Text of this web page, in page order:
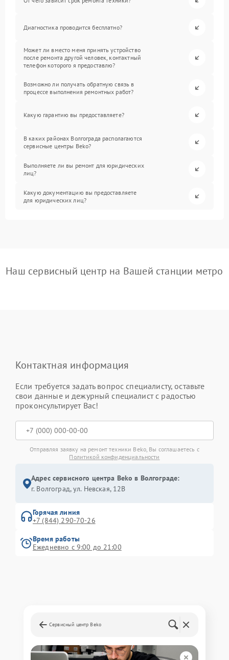
Диагностика проводится бесплатно?
Может ли вместо меня принять устройство
после ремонта другой человек, контактный
телефон которого я предоставлю?
Возможно ли получать обратную связь в
процессе выполнения ремонтных работ?
Какую гарантию вы предоставляете?
В каких районах Волгограда располагаются
сервисные центры Beko?
Выполняете ли вы ремонт для юридических
лиц?
Какую документацию вы предоставляете
для юридических лиц?
Наш сервисный центр на Вашей станции метро
Контактная информация
Если требуется задать вопрос специалисту, оставьте
свои данные и дежурный специалист с радостью
проконсультирует Вас!
Отправляя заявку на ремонт техники Beko, Вы соглашаетесь с
Политикой конфиденциальности
Адрес сервисного центра Beko в Волгограде:
г. Волгоград, ул. Невская, 12В
Горячая линия
+7 (844) 290-70-26
Время работы
Ежедневно с 9:00 до 21:00
Сервисный центр Beko